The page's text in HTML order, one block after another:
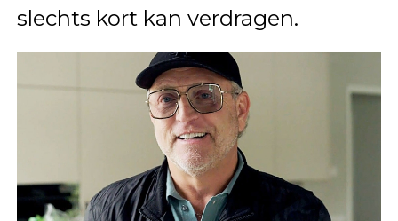
slechts kort kan verdragen.